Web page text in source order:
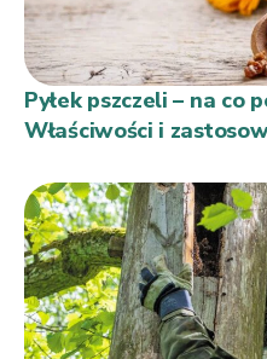
Pyłek pszczeli – na co
Właściwości i